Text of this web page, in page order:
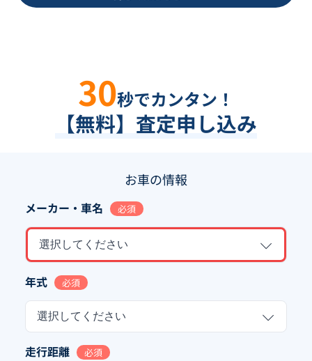
30秒でカンタン！
【無料】査定申し込み
お車の情報
メーカー・車名 必須
選択してください
年式 必須
選択してください
走行距離 必須